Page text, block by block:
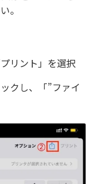
。
リント」を選択
クし、「”ファイ